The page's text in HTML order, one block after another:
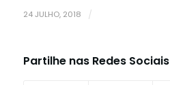
24 JULHO, 2018 /
Partilhe nas Redes Sociais